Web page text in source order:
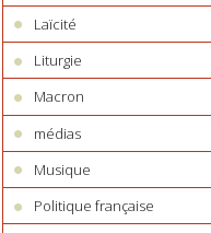
Laïcité
Liturgie
Macron
médias
Musique
Politique française